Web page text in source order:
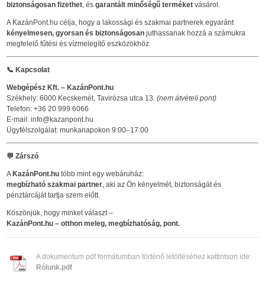
biztonságosan fizethet, ésgarantált minőségű terméket vásárol.
A KazánPont.hu célja, hogy a lakossági és szakmai partnerek egyaránt
kényelmesen, gyorsan és biztonságosan juthassanak hozzá a számukra
megfelelő fűtési és vízmelegítő eszközökhöz.
📞 Kapcsolat
Webgépész Kft. – KazánPont.hu
Székhely: 6000 Kecskemét, Tavirózsa utca 13.(nem átvételi pont)
Telefon: +36 20 999 6066
E-mail: info@kazanpont.hu
Ügyfélszolgálat: munkanapokon 9:00–17:00
💬 Zárszó
A KazánPont.hu több mint egy webáruház:
megbízható szakmai partner, aki az Ön kényelmét, biztonságát és
pénztárcáját tartja szem előtt.
Köszönjük, hogy minket választ –
KazánPont.hu – otthon meleg, megbízhatóság, pont.
A dokumentum pdf formátumban történő letöltéséhez kattintson ide:
Rólunk.pdf